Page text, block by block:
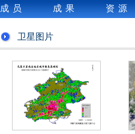
成员 成果 资源
卫星图片